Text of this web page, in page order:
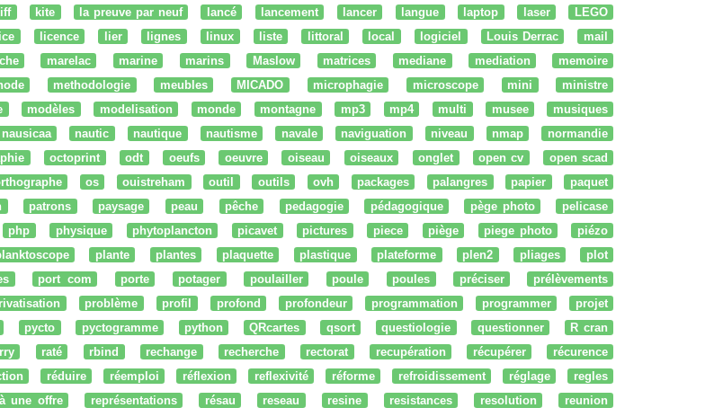
kite la preuve par neuf lancé lancement lancer langue laptop laser
LEGO
lice licence lier lignes linux liste littoral local logiciel Louis Derrac
mail
marelac marine marins Maslow matrices mediane mediation
memoire
methodologie meubles MICADO microphagie microscope mini
ministre
modèles modelisation monde montagne mp3 mp4 multi musee
musiques
nausicaa nautic nautique nautisme navale naviguation niveau nmap
normandie
octoprint odt oeufs oeuvre oiseau oiseaux onglet open cv
open scad
os ouistreham outil outils ovh packages palangres papier
paquet
patrons paysage peau pêche pedagogie pédagogique pège photo
pelicase
php physique phytoplancton picavet pictures piece piège piege photo
piézo
plante plantes plaquette plastique plateforme plen2 pliages
plot
port com porte potager poulailler poule poules préciser
prélèvements
problème profil profond profondeur programmation programmer
projet
pycto pyctogramme python QRcartes qsort questiologie questionner
R cran
raté rbind rechange recherche rectorat recupération récupérer
récurence
réduire réemploi réflexion reflexivité réforme refroidissement réglage
regles
une offre représentations résau reseau resine resistances resolution
reunion